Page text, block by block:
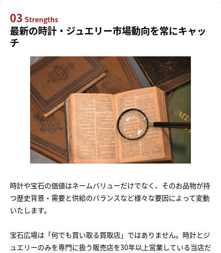
03 Strengths
最新の時計・ジュエリー市場動向を常にキャッ
チ
時計や宝石の価値はネームバリューだけでなく、そのお品物が持
つ歴史背景・需要と供給のバランスなど様々な要因によって変動
いたします。
宝石広場は「何でも買い取る買取店」ではありません。時計とジ
ュエリーのみを専門に扱う販売店を30年以上営業している当店だ